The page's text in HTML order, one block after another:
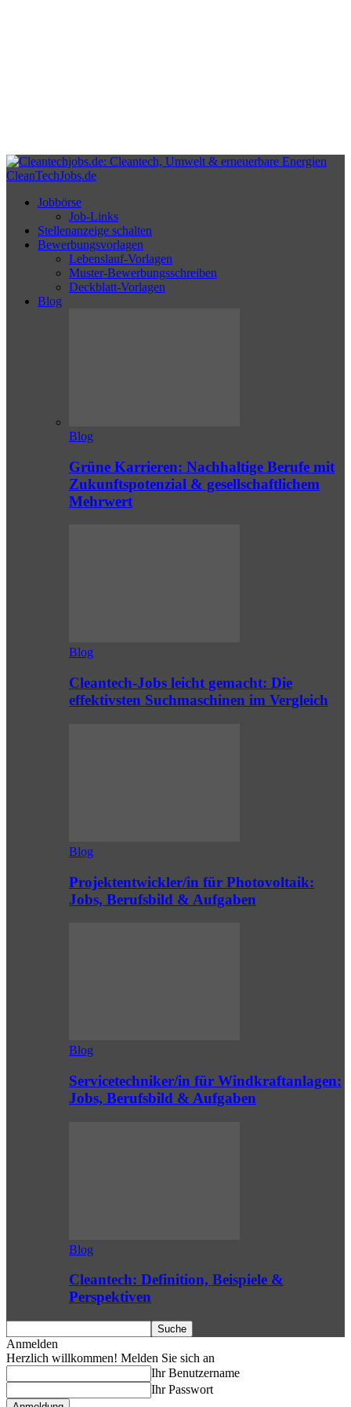
CleanTechJobs.de
Jobbörse
Job-Links
Stellenanzeige schalten
Bewerbungsvorlagen
Lebenslauf-Vorlagen
Muster-Bewerbungsschreiben
Deckblatt-Vorlagen
Blog
Blog
Grüne Karrieren: Nachhaltige Berufe mit
Zukunftspotenzial & gesellschaftlichem
Mehrwert
Blog
Cleantech-Jobs leicht gemacht: Die
effektivsten Suchmaschinen im Vergleich
Blog
Projektentwickler/in für Photovoltaik:
Jobs, Berufsbild & Aufgaben
Blog
Servicetechniker/in für Windkraftanlagen:
Jobs, Berufsbild & Aufgaben
Blog
Cleantech: Definition, Beispiele &
Perspektiven
Anmelden
Herzlich willkommen! Melden Sie sich an
Ihr Benutzername
Ihr Passwort